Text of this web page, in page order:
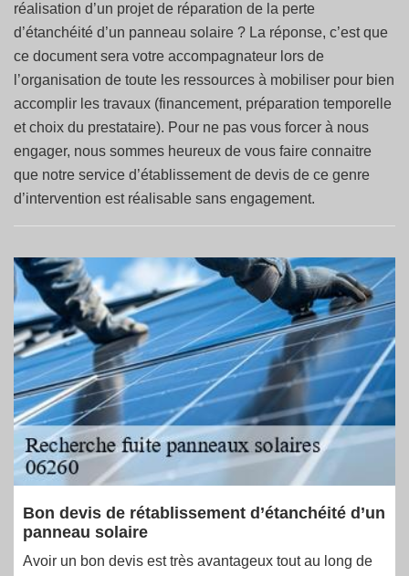
réalisation d’un projet de réparation de la perte
d’étanchéité d’un panneau solaire ? La réponse, c’est que
ce document sera votre accompagnateur lors de
l’organisation de toute les ressources à mobiliser pour bien
accomplir les travaux (financement, préparation temporelle
et choix du prestataire). Pour ne pas vous forcer à nous
engager, nous sommes heureux de vous faire connaitre
que notre service d’établissement de devis de ce genre
d’intervention est réalisable sans engagement.
Bon devis de rétablissement d’étanchéité d’un
panneau solaire
Avoir un bon devis est très avantageux tout au long de